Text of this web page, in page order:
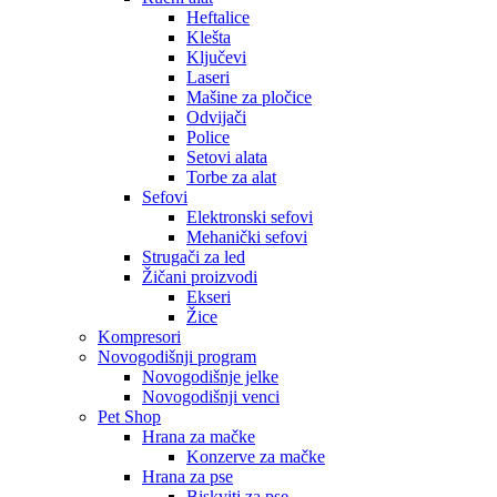
Heftalice
Klešta
Ključevi
Laseri
Mašine za pločice
Odvijači
Police
Setovi alata
Torbe za alat
Sefovi
Elektronski sefovi
Mehanički sefovi
Strugači za led
Žičani proizvodi
Ekseri
Žice
Kompresori
Novogodišnji program
Novogodišnje jelke
Novogodišnji venci
Pet Shop
Hrana za mačke
Konzerve za mačke
Hrana za pse